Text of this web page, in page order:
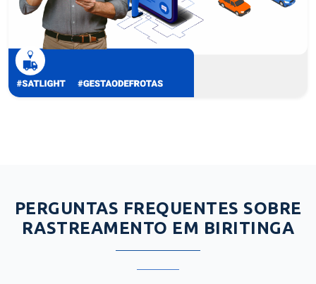
PERGUNTAS FREQUENTES SOBRE
RASTREAMENTO EM BIRITINGA